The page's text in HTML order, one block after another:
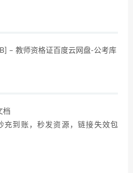
– 教师资格证百度云网盘-公考库
档
充到账，秒发资源，链接失效包